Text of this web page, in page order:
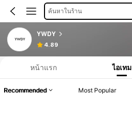
ค้นหาในร้าน
YWDY
4.89
หน้าแรก ไอเทม
Recommended Most Popular